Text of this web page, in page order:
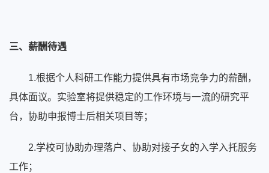
三、薪酬待遇
1.根据个人科研工作能力提供具有市场竞争力的薪酬，
具体面议。实验室将提供稳定的工作环境与一流的研究平
台，协助申报博士后相关项目等；
2.学校可协助办理落户、协助对接子女的入学入托服务
工作；